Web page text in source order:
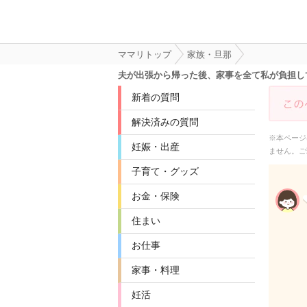
ママリトップ
家族・旦那
夫が出張から帰った後、家事を全て私が負担
新着の質問
解決済みの質問
妊娠・出産
子育て・グッズ
お金・保険
住まい
お仕事
家事・料理
妊活
※本ページ
ません。